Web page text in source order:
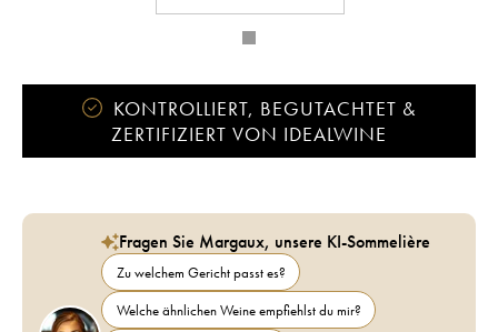
KONTROLLIERT, BEGUTACHTET &
ZERTIFIZIERT VON IDEALWINE
Fragen Sie Margaux, unsere KI-Sommelière
Zu welchem Gericht passt es?
Welche ähnlichen Weine empfiehlst du mir?